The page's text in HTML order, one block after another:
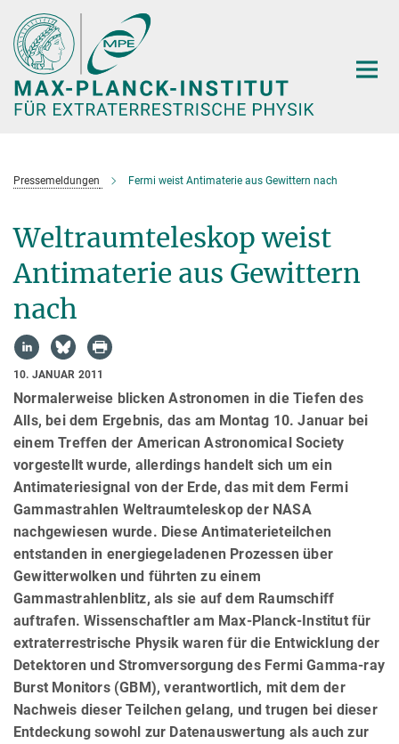
Hauptinhalt
Pressemeldungen Fermi weist Antimaterie aus Gewittern nach
Weltraumteleskop weist
Antimaterie aus Gewittern
nach
10. JANUAR 2011
Normalerweise blicken Astronomen in die Tiefen des
Alls, bei dem Ergebnis, das am Montag 10. Januar bei
einem Treffen der American Astronomical Society
vorgestellt wurde, allerdings handelt sich um ein
Antimateriesignal von der Erde, das mit dem Fermi
Gammastrahlen Weltraumteleskop der NASA
nachgewiesen wurde. Diese Antimaterieteilchen
entstanden in energiegeladenen Prozessen über
Gewitterwolken und führten zu einem
Gammastrahlenblitz, als sie auf dem Raumschiff
auftrafen. Wissenschaftler am Max-Planck-Institut für
extraterrestrische Physik waren für die Entwicklung der
Detektoren und Stromversorgung des Fermi Gamma-ray
Burst Monitors (GBM), verantwortlich, mit dem der
Nachweis dieser Teilchen gelang, und trugen bei dieser
Entdeckung sowohl zur Datenauswertung als auch zur